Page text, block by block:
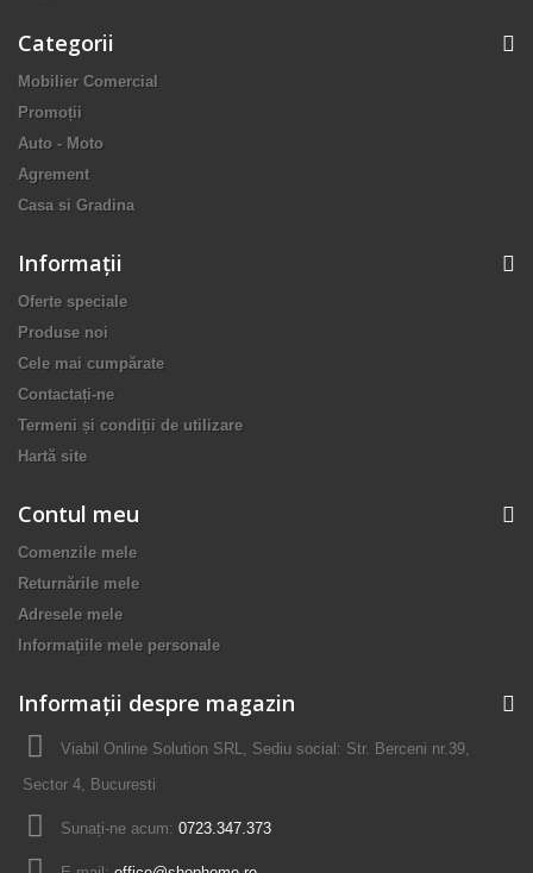
Categorii
Mobilier Comercial
Promoții
Auto - Moto
Agrement
Casa si Gradina
Informaţii
Oferte speciale
Produse noi
Cele mai cumpărate
Contactați-ne
Termeni și condiții de utilizare
Hartă site
Contul meu
Comenzile mele
Returnările mele
Adresele mele
Informaţiile mele personale
Informații despre magazin
Viabil Online Solution SRL, Sediu social: Str. Berceni nr.39,
Sector 4, Bucuresti
Sunați-ne acum: 0723.347.373